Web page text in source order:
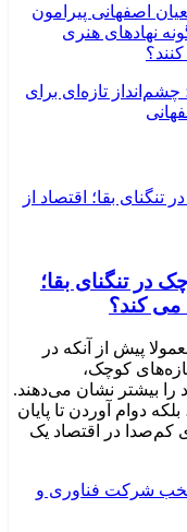
اصفهانی پیرامون
نهادهای هنری
چشم‌انداز تازه‌ای برای
در تنگنای بقا؛
می کند؟
پیش از آنکه در
کوچک،
را بیشتر نشان می‌دهند.
دوام آوردن تا پایان
در اقتصاد یک